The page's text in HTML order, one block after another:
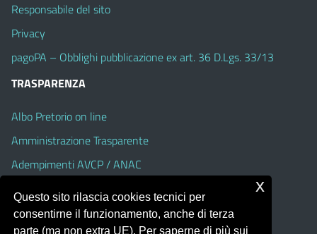
Responsabile del sito
Privacy
pagoPA – Obblighi pubblicazione ex art. 36 D.Lgs. 33/13
TRASPARENZA
Albo Pretorio on line
Amministrazione Trasparente
Adempimenti AVCP / ANAC
Accesso Civico
Dichiarazione di accessibilità
Questo sito rilascia cookies tecnici per
consentirne il funzionamento, anche di terza
parte (ma non extra UE). Per saperne di più sui
x